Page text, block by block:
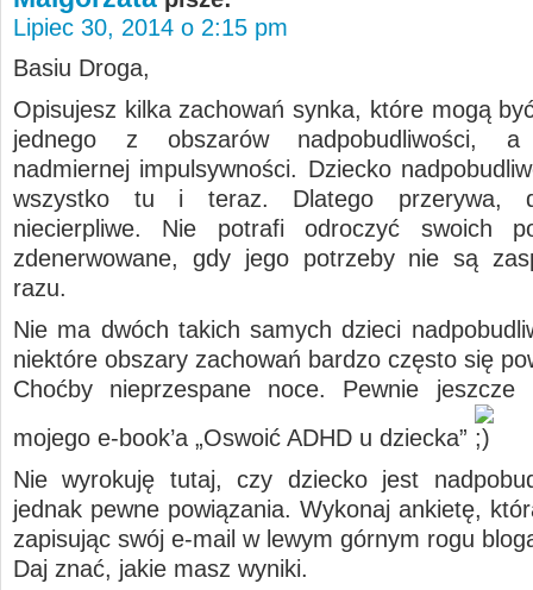
Lipiec 30, 2014 o 2:15 pm
Basiu Droga,
Opisujesz kilka zachowań synka, które mogą
jednego z obszarów nadpobudliwości, a
nadmiernej impulsywności. Dziecko
wszystko tu i teraz. Dlatego przerywa,
niecierpliwe. Nie potrafi odroczyć swoich
zdenerwowane, gdy jego potrzeby nie są
razu.
Nie ma dwóch takich samych dzieci
niektóre obszary zachowań bardzo często się
Choćby nieprzespane noce. Pewnie jeszcze
mojego e-book’a „Oswoić ADHD u dziecka”
Nie wyrokuję tutaj, czy dziecko jest
jednak pewne powiązania. Wykonaj ankietę,
zapisując swój e-mail w lewym górnym rogu
Daj znać, jakie masz wyniki.